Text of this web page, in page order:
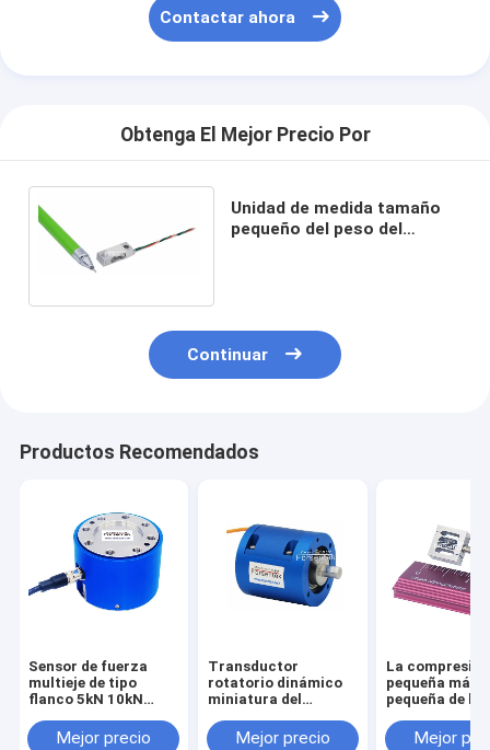
Contactar ahora
Obtenga El Mejor Precio Por
Unidad de medida tamaño
pequeño del peso del
Continuar
Productos Recomendados
Sensor de fuerza
multieje de tipo
flanco 5kN 10kN
100kN Célula de
Mejor precio
Transductor
rotatorio dinámico
miniatura del
del sensor 1NM 2NM
Mejor precio
La
pequeña más
pequeña de la
la fuerza del
Mejor